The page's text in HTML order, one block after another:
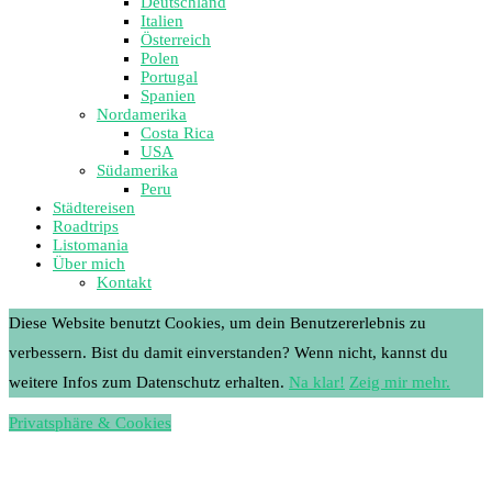
Italien
Österreich
Polen
Portugal
Spanien
Nordamerika
Costa Rica
USA
Südamerika
Peru
Städtereisen
Roadtrips
Listomania
Über mich
Kontakt
Diese Website benutzt Cookies, um dein Benutzererlebnis zu
verbessern. Bist du damit einverstanden? Wenn nicht, kannst du
weitere Infos zum Datenschutz erhalten. Na klar! Zeig mir mehr.
Privatsphäre & Cookies